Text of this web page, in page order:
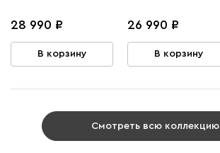
28 990 26 990
Смотреть всю коллекцию